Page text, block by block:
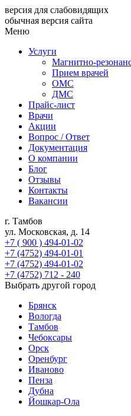
версия для слабовидящих
обычная версия сайта
Меню
Услуги
Магнитно-
Прием врачей
ОМС
ДМС
Прайс-лист
Врачи
Акции
Вопрос / Ответ
Документация
О компании
Блог
Отзывы
Контакты
Вакансии
г. Тамбов
ул. Московская, д. 14
+7 ( 900 ) 494-01-02
+7 (4752) 494-01-01
+7 (4752) 494-01-02
+7 (4752) 712 - 240
Выбрать другой город
Брянск
Вологда
Тамбов
Чебоксары
Орск
Оренбург
Иваново
Пенза
Дубна
Йошкар-Ола